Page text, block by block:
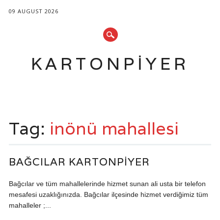
09 AUGUST 2026
KARTONPIYER
content
Tag: inönü mahallesi
BAĞCILAR KARTONPIYER
Bağcılar ve tüm mahallelerinde hizmet sunan ali usta bir telefon
mesafesi uzaklığınızda. Bağcılar ilçesinde hizmet verdiğimiz tüm
mahalleler ;...